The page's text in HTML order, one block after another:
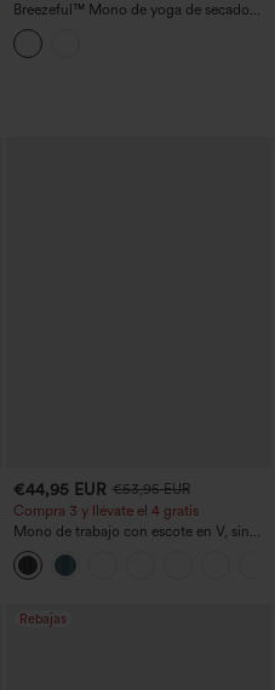
Breezeful™ Mono de yoga de secado
rápido con recortes y bolsillos —
edición Easy Peezy
€44,95 EUR €53,95 EUR
Compra 3 y llévate el 4 gratis
Mono de trabajo con escote en V, sin
mangas, fruncido, de rayas y con
bolsillos - Easy Peezy
Rebajas